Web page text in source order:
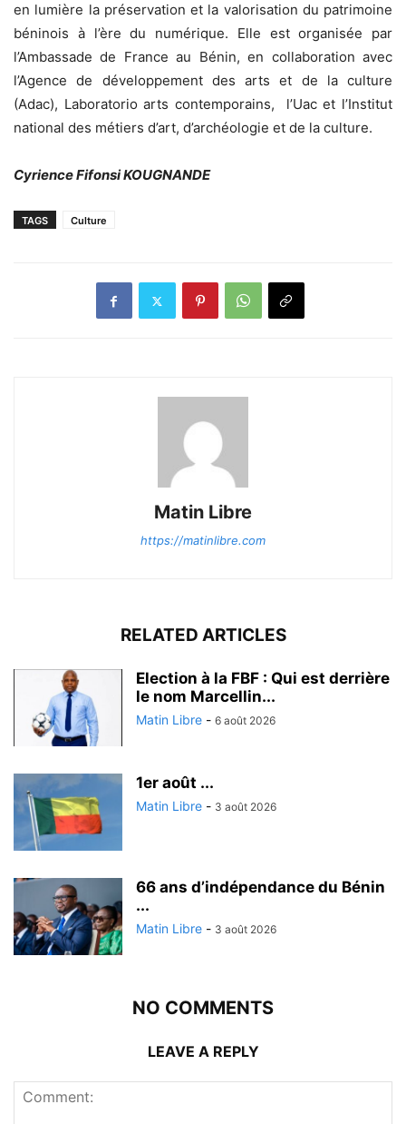
en lumière la préservation et la valorisation du patrimoine
béninois à l’ère du numérique. Elle est organisée par
l’Ambassade de France au Bénin, en collaboration avec
l’Agence de développement des arts et de la culture
(Adac), Laboratorio arts contemporains, l’Uac et l’Institut
national des métiers d’art, d’archéologie et de la culture.
Cyrience Fifonsi KOUGNANDE
TAGS Culture
Matin Libre
https://matinlibre.com
RELATED ARTICLES
Election à la FBF : Qui est derrière
le nom Marcellin...
Matin Libre - 6 août 2026
1er août ...
Matin Libre - 3 août 2026
66 ans d’indépendance du Bénin
...
Matin Libre - 3 août 2026
NO COMMENTS
LEAVE A REPLY